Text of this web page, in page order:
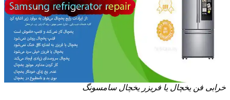
خرابی فن یخچال یا فریزر یخچال سامسونگ